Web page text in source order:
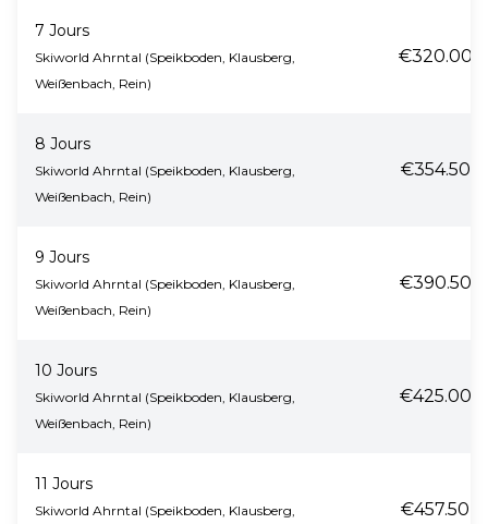
7 Jours
Skiworld Ahrntal (Speikboden, Klausberg,
Weißenbach, Rein)
€320.00
8 Jours
Skiworld Ahrntal (Speikboden, Klausberg,
Weißenbach, Rein)
€354.50
9 Jours
Skiworld Ahrntal (Speikboden, Klausberg,
Weißenbach, Rein)
€390.50
10 Jours
Skiworld Ahrntal (Speikboden, Klausberg,
Weißenbach, Rein)
€425.00
11 Jours
Skiworld Ahrntal (Speikboden, Klausberg,
€457.50